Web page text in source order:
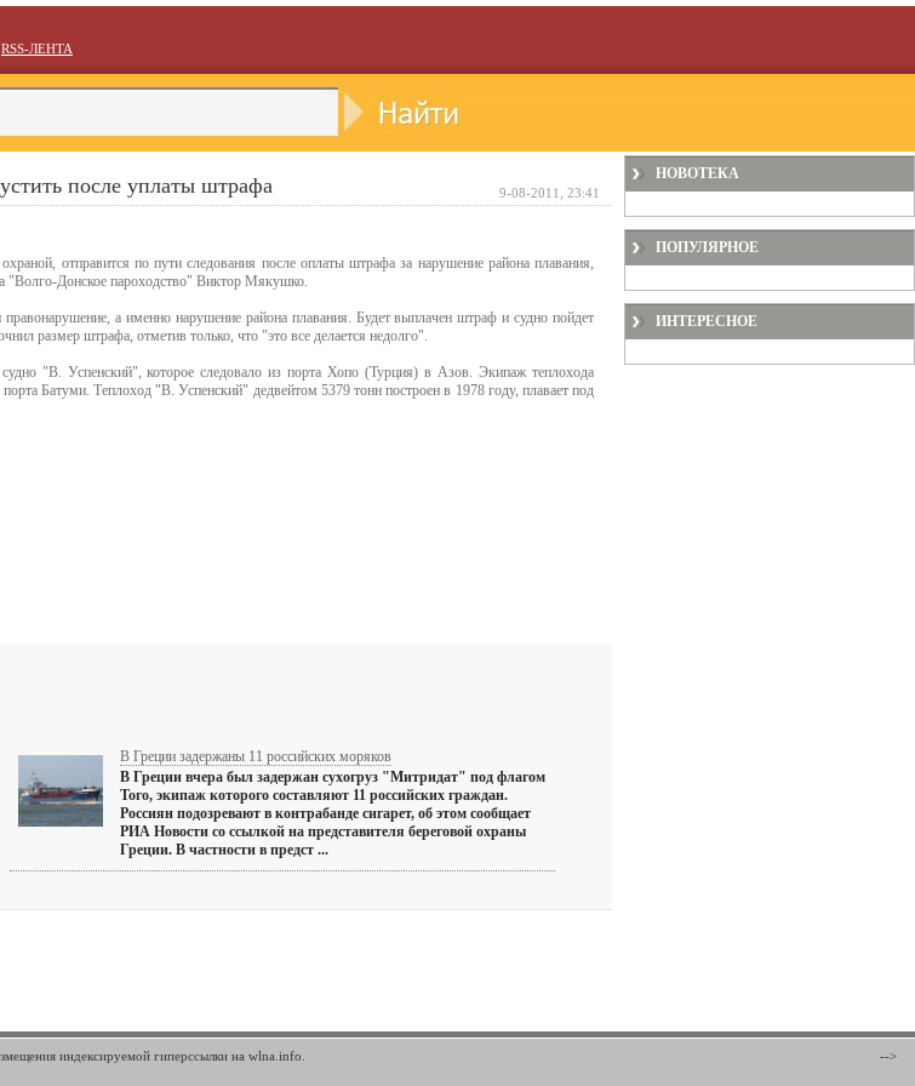
RSS-ЛЕНТА
после уплаты штрафа
отправится по пути следования после оплаты штрафа за нарушение района плавания,
"Волго-Донское пароходство" Виктор Мякушко.
а именно нарушение района плавания. Будет выплачен штраф и судно пойдет
размер штрафа, отметив только, что "это все делается недолго".
"В. Успенский", которое следовало из порта Хопо (Турция) в Азов. Экипаж теплохода
Батуми. Теплоход "В. Успенский" дедвейтом 5379 тонн построен в 1978 году, плавает под
В Греции задержаны 11 российских моряков
В Греции вчера был задержан сухогруз "Митридат" под флагом
Того, экипаж которого составляют 11 российских граждан.
Россиян подозревают в контрабанде сигарет, об этом сообщает
РИА Новости со ссылкой на представителя береговой охраны
Греции. В частности в предст ...
9-08-2011, 23:41
НОВОТЕКА
ПОПУЛЯРНОЕ
ИНТЕРЕСНОЕ
индексируемой гиперссылки на wlna.info. -->